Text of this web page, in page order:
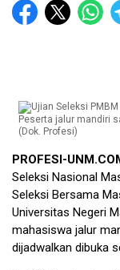
Peserta jalur mandiri
(Dok. Profesi)
PROFESI-
Seleksi Nasional
Seleksi Bersama
Universitas Negeri
mahasiswa jalur
dijadwalkan dibuka